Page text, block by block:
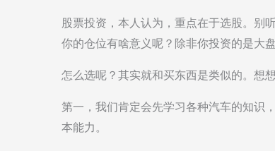
股票投资，本人认为，重点在于选股。别
你的仓位有啥意义呢？除非你投资的是大盘
怎么选呢？其实就和买东西是类似的。想
第一，我们肯定会先学习各种汽车的知识
本能力。